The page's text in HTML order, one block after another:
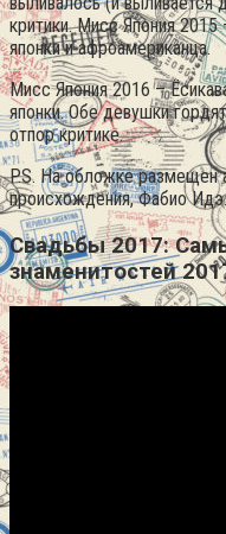
критики. Мисс Япония
японки и афроамериканца.
Мисс Япония 2016 –
японки. Обе девушки
отпор критике.
P.S. На обложке размещен
происхождения, Фабио Идэ.
Свадьбы 2017:
знаменитостей